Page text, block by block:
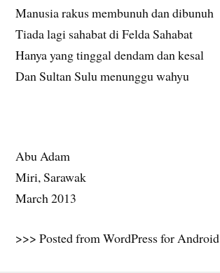
Manusia rakus membunuh dan dibunuh
Tiada lagi sahabat di Felda Sahabat
Hanya yang tinggal dendam dan kesal
Dan Sultan Sulu menunggu wahyu
Abu Adam
Miri, Sarawak
March 2013
>>> Posted from WordPress for Android